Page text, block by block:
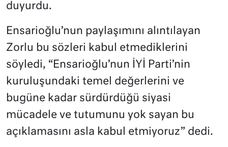
duyurdu.
Ensarioğlu’nun paylaşımını alıntılayan
Zorlu bu sözleri kabul etmediklerini
söyledi, “Ensarioğlu’nun İYİ Parti’nin
kuruluşundaki temel değerlerini ve
bugüne kadar sürdürdüğü siyasi
mücadele ve tutumunu yok sayan bu
açıklamasını asla kabul etmiyoruz” dedi.